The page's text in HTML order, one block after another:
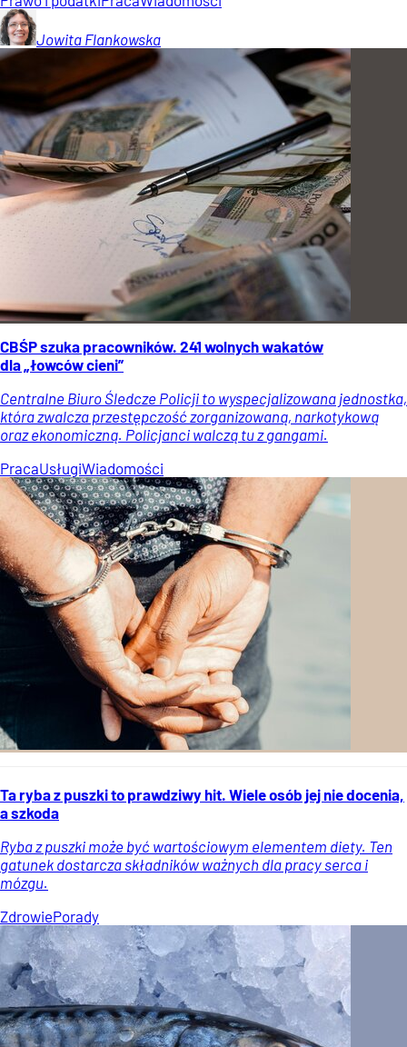
Jowita Flankowska
CBŚP szuka pracowników. 241 wolnych wakatów
dla „łowców cieni”
Centralne Biuro Śledcze Policji to wyspecjalizowana jednostka,
która zwalcza przestępczość zorganizowaną, narkotykową
oraz ekonomiczną. Policjanci walczą tu z gangami.
PracaUsługiWiadomości
Ta ryba z puszki to prawdziwy hit. Wiele osób jej nie docenia,
a szkoda
Ryba z puszki może być wartościowym elementem diety. Ten
gatunek dostarcza składników ważnych dla pracy serca i
mózgu.
ZdrowiePorady